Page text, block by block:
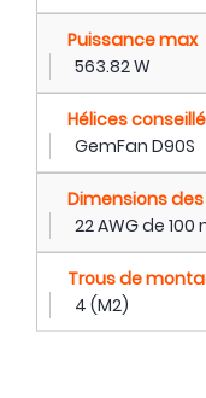
Puissance max
563.82 W
Hélices
GemFan D90S
Dimensions
22 AWG de 100
Trous de
4 (M2)